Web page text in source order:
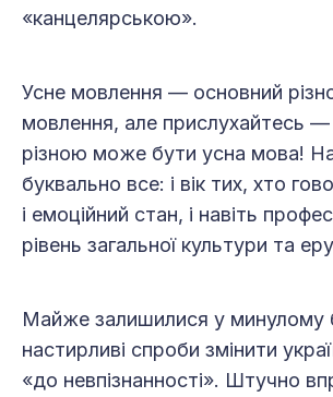
«канцелярською».
Усне мовлення — основний
мовлення, але прислухайтесь —
різною може бути усна мова! На
буквально все: і вік тих, хто
і емоційний стан, і навіть
рівень загальної культури та
Майже залишилися у минулому
настирливі спроби змінити
«до невпізнанності». Штучно